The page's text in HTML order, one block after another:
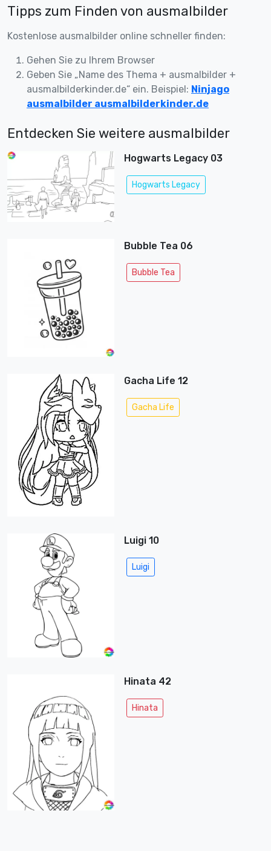
Tipps zum Finden von ausmalbilder
Kostenlose ausmalbilder online schneller finden:
Gehen Sie zu Ihrem Browser
Geben Sie „Name des Thema + ausmalbilder +
ausmalbilderkinder.de“ ein. Beispiel: Ninjago
ausmalbilder ausmalbilderkinder.de
Entdecken Sie weitere ausmalbilder
Hogwarts Legacy 03
Hogwarts Legacy
Bubble Tea 06
Bubble Tea
Gacha Life 12
Gacha Life
Luigi 10
Luigi
Hinata 42
Hinata